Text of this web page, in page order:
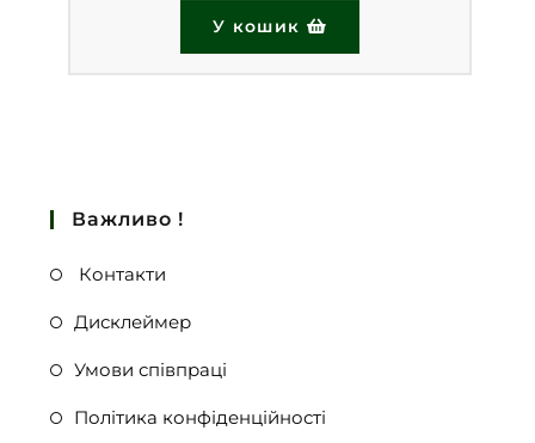
У кошик
Важливо !
Контакти
Дисклеймер
Умови співпраці
Політика конфіденційності